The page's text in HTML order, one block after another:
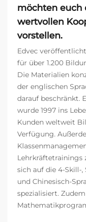
möchten euch
wertvollen
vorstellen.
Edvec
für über 1.200
Die Materialien
der englischen
darauf beschränkt.
wurde 1997 ins
Kunden weltweit
Verfügung.
Lehrkräftetrainings
sich auf die 4-Skill-,
und Chinesisch-
spezialisiert.